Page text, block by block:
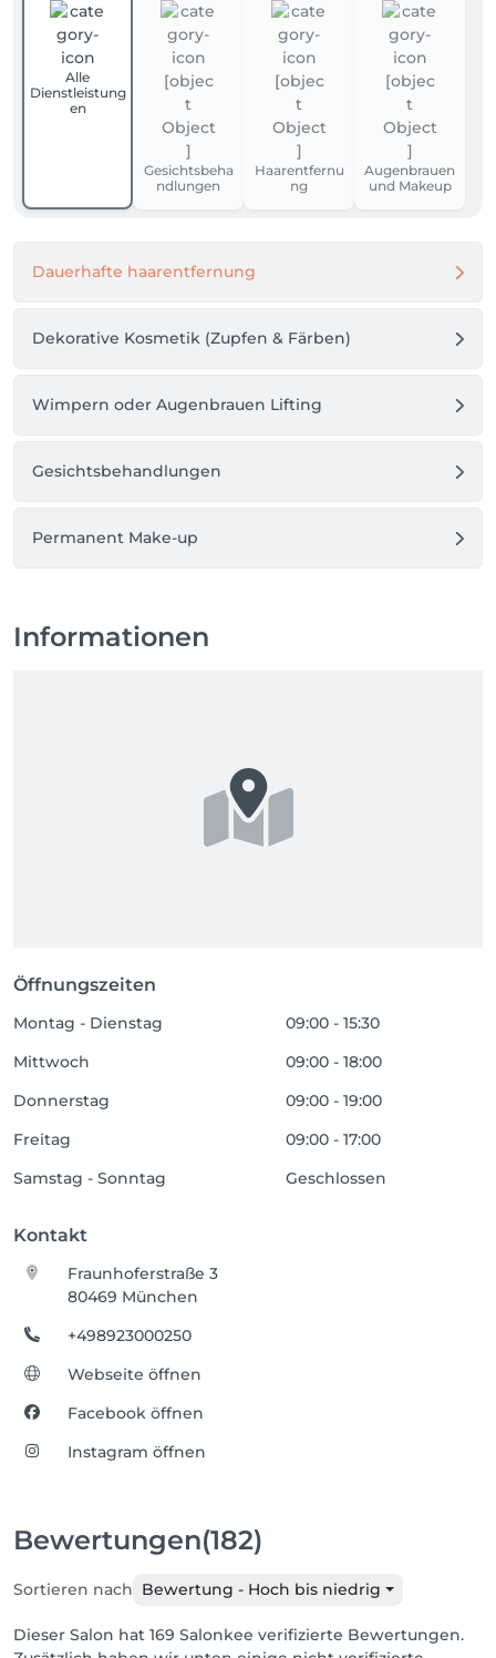
den öffentlichen Verkehrsmitteln zu erreichen. Wir
freuen uns auf Dich!
Alle
Dienstleistung
en
Gesichtsbeha
ndlungen
Haarentfernu
ng
Augenbrauen
und Makeup
Dauerhafte haarentfernung
Dekorative Kosmetik (Zupfen & Färben)
Wimpern oder Augenbrauen Lifting
Gesichtsbehandlungen
Permanent Make-up
Informationen
Öffnungszeiten
Montag - Dienstag
09:00 - 15:30
Mittwoch
09:00 - 18:00
Donnerstag
09:00 - 19:00
Freitag
09:00 - 17:00
Samstag - Sonntag
Geschlossen
Kontakt
Fraunhoferstraße 3
80469 München
+498923000250
Webseite öffnen
Facebook öffnen
Instagram öffnen
Bewertungen(182)
Sortieren nach Bewertung - Hoch bis niedrig
Dieser Salon hat 169 Salonkee verifizierte Bewertungen.